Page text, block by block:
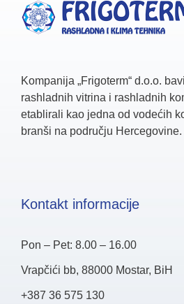
Kompanija „Frigoterm“ d.o.o.
rashladnih vitrina i rashladnih
etablirali kao jedna od vodećih
branši na području Hercegovine.
Kontakt informacije
Pon – Pet: 8.00 – 16.00
Vrapčići bb, 88000 Mostar, BiH
+387 36 575 130